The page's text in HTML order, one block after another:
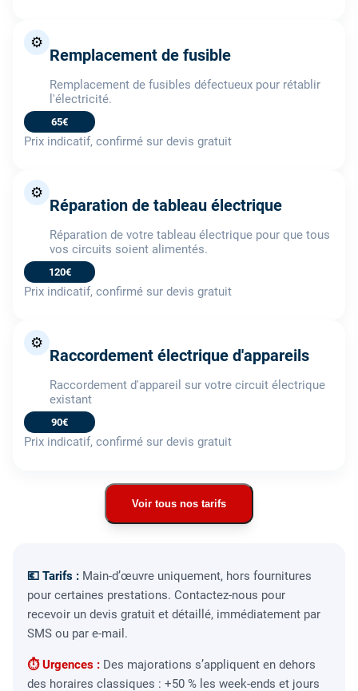
⚙️
Remplacement de fusible
Remplacement de fusibles défectueux pour rétablir
l'électricité.
65€
Prix indicatif, confirmé sur devis gratuit
⚙️
Réparation de tableau électrique
Réparation de votre tableau électrique pour que tous
vos circuits soient alimentés.
120€
Prix indicatif, confirmé sur devis gratuit
⚙️
Raccordement électrique d'appareils
Raccordement d'appareil sur votre circuit électrique
existant
90€
Prix indicatif, confirmé sur devis gratuit
Voir tous nos tarifs
💶 Tarifs : Main-d’œuvre uniquement, hors fournitures
pour certaines prestations. Contactez-nous pour
recevoir un devis gratuit et détaillé, immédiatement par
SMS ou par e-mail.
⏱ Urgences : Des majorations s’appliquent en dehors
des horaires classiques : +50 % les week-ends et jours